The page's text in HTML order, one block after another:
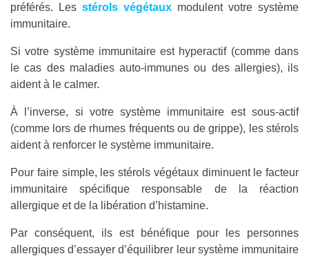
préférés. Les stérols végétaux modulent votre système
immunitaire.
Si votre système immunitaire est hyperactif (comme dans
le cas des maladies auto-immunes ou des allergies), ils
aident à le calmer.
À l’inverse, si votre système immunitaire est sous-actif
(comme lors de rhumes fréquents ou de grippe), les stérols
aident à renforcer le système immunitaire.
Pour faire simple, les stérols végétaux diminuent le facteur
immunitaire spécifique responsable de la réaction
allergique et de la libération d’histamine.
Par conséquent, ils est bénéfique pour les personnes
allergiques d’essayer d’équilibrer leur système immunitaire